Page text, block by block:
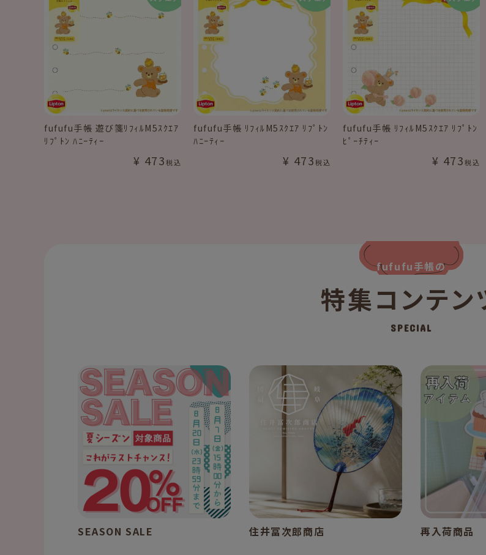
fufufu手帳 遊び箋ﾘﾌｨﾙM5ｽｸｴｱ
ﾘﾌﾟﾄﾝ ﾊﾆｰﾃｨｰ
¥ 473税込
fufufu手帳 ﾘﾌｨﾙM5ｽｸｴｱ ﾘﾌﾟﾄﾝ
ﾊﾆｰﾃｨｰ
¥ 473税込
fufufu手帳 ﾘﾌｨﾙM5ｽｸｴｱ ﾘﾌﾟﾄﾝ
ﾋﾟｰﾁﾃｨｰ
¥ 473税込
fufufu手帳の
特集コンテン
SPECIAL
SEASON SALE 住井冨次郎商店 再入荷商品